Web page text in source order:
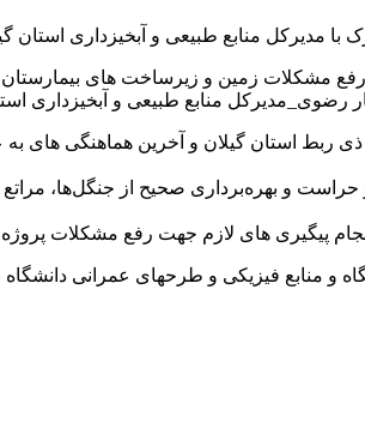
مدیرکل منابع طبیعی و آبخیزداری استان
منابع طبیعی و آبخیزداری
استان گیلان و آخرین هماهنگی های
و بهره‌برداری صحیح از جنگل‌ها، مراتع
مشکلات پروژه بیمارستان 421 تخت خوابی لاکان در دستور
و منابع فیزیکی و طرحهای عمرانی دانشگاه